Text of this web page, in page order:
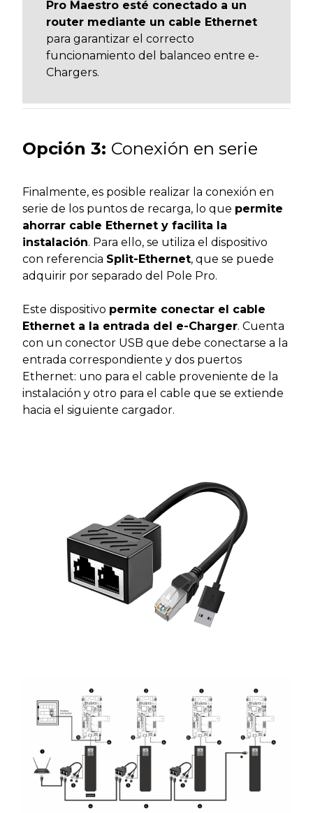
Pro Maestro esté conectado a un
router mediante un cable Ethernet
para garantizar el correcto
funcionamiento del balanceo entre e-
Chargers.
Opción 3: Conexión en serie
Finalmente, es posible realizar la conexión en
serie de los puntos de recarga, lo que permite
ahorrar cable Ethernet y facilita la
instalación. Para ello, se utiliza el dispositivo
con referencia Split-Ethernet, que se puede
adquirir por separado del Pole Pro.
Este dispositivo permite conectar el cable
Ethernet a la entrada del e-Charger. Cuenta
con un conector USB que debe conectarse a la
entrada correspondiente y dos puertos
Ethernet: uno para el cable proveniente de la
instalación y otro para el cable que se extiende
hacia el siguiente cargador.